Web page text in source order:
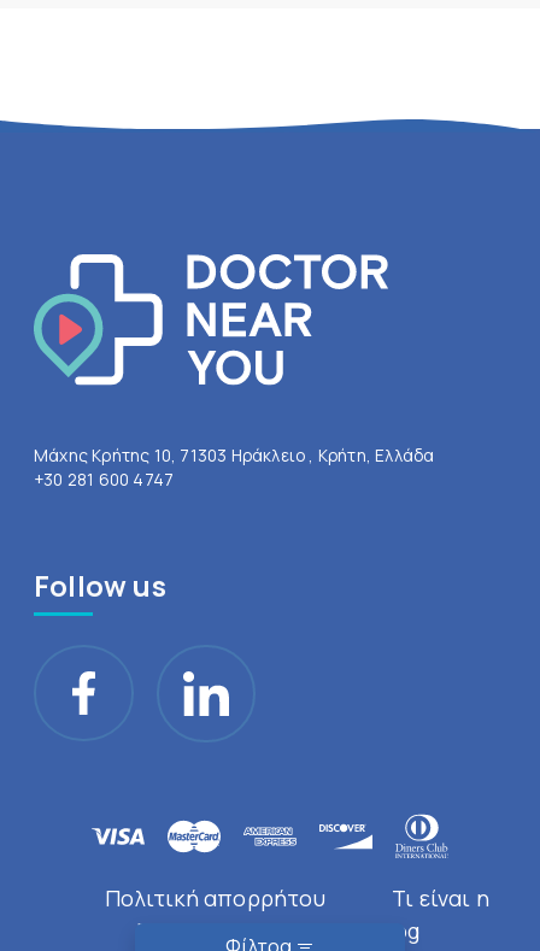
Μάχης Κρήτης 10, 71303 Ηράκλειο , Κρήτη, Ελλάδα
+30 281 600 4747
Follow us
Πολιτική απορρήτου
Τι είναι η
Doctor Near You
Blog